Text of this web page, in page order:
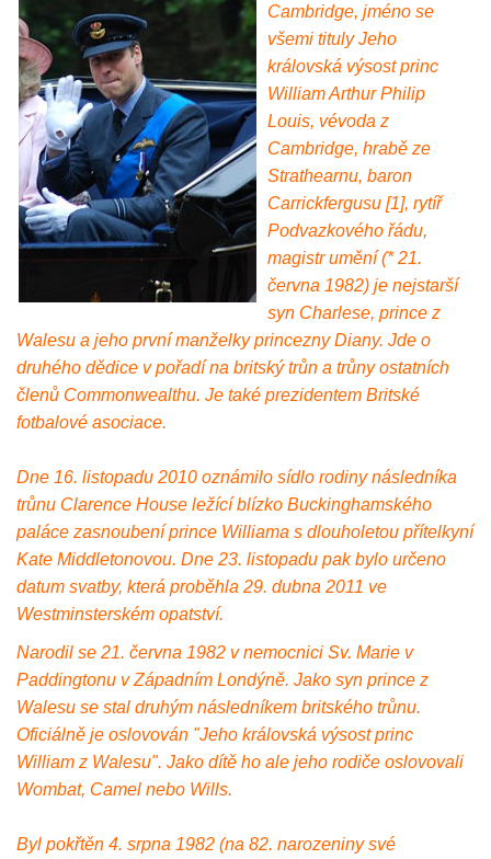
Cambridge, jméno se
všemi tituly Jeho
královská výsost princ
William Arthur Philip
Louis, vévoda z
Cambridge, hrabě ze
Strathearnu, baron
Carrickfergusu [1], rytíř
Podvazkového řádu,
magistr umění (* 21.
června 1982) je nejstarší
syn Charlese, prince z
Walesu a jeho první manželky princezny Diany. Jde o
druhého dědice v pořadí na britský trůn a trůny ostatních
členů Commonwealthu. Je také prezidentem Britské
fotbalové asociace.
Dne 16. listopadu 2010 oznámilo sídlo rodiny následníka
trůnu Clarence House ležící blízko Buckinghamského
paláce zasnoubení prince Williama s dlouholetou přítelkyní
Kate Middletonovou. Dne 23. listopadu pak bylo určeno
datum svatby, která proběhla 29. dubna 2011 ve
Westminsterském opatství.
Narodil se 21. června 1982 v nemocnici Sv. Marie v
Paddingtonu v Západním Londýně. Jako syn prince z
Walesu se stal druhým následníkem britského trůnu.
Oficiálně je oslovován "Jeho královská výsost princ
William z Walesu". Jako dítě ho ale jeho rodiče oslovovali
Wombat, Camel nebo Wills.
Byl pokřtěn 4. srpna 1982 (na 82. narozeniny své